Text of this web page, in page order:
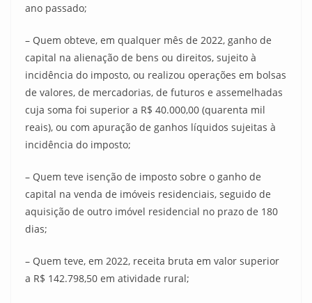
ano passado;
– Quem obteve, em qualquer mês de 2022, ganho de
capital na alienação de bens ou direitos, sujeito à
incidência do imposto, ou realizou operações em bolsas
de valores, de mercadorias, de futuros e assemelhadas
cuja soma foi superior a R$ 40.000,00 (quarenta mil
reais), ou com apuração de ganhos líquidos sujeitas à
incidência do imposto;
– Quem teve isenção de imposto sobre o ganho de
capital na venda de imóveis residenciais, seguido de
aquisição de outro imóvel residencial no prazo de 180
dias;
– Quem teve, em 2022, receita bruta em valor superior
a R$ 142.798,50 em atividade rural;